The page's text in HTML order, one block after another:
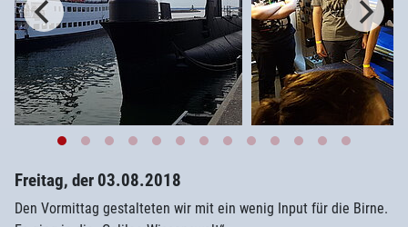
Freitag, der 03.08.2018
Den Vormittag gestalteten wir mit ein wenig Input für die Birne.